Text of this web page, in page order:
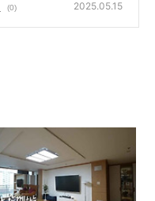
(0) 2025.05.15